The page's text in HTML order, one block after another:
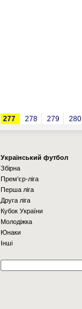
277 278 279 280
Українcький футбол
Збірна
Прем'єр-ліга
Перша ліга
Друга ліга
Кубок України
Молодіжка
Юнаки
Інші